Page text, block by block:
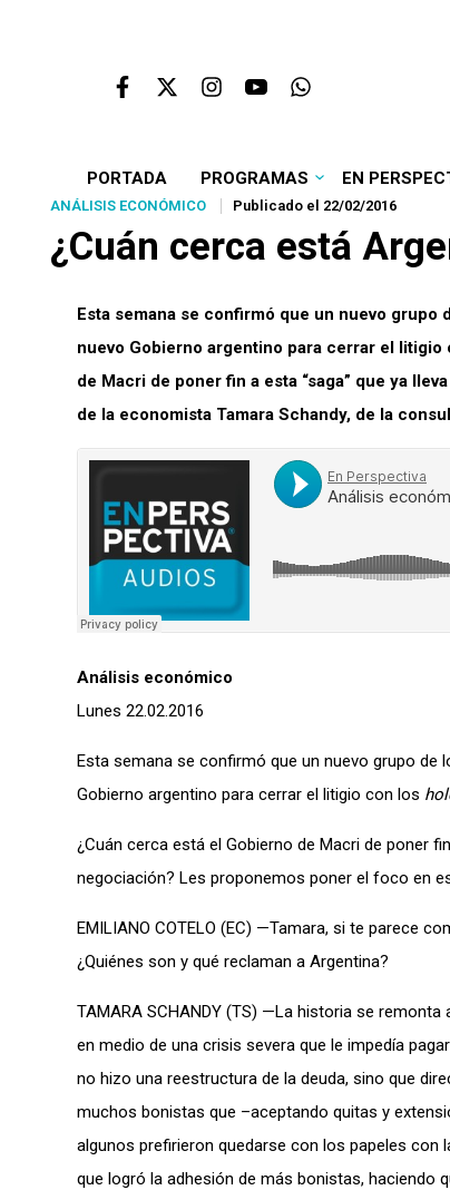
PORTADA PROGRAMAS EN
ANÁLISIS ECONÓMICO Publicado el 22/02/2016
¿Cuán cerca está
Esta semana se confirmó que un nuevo
nuevo Gobierno argentino para cerrar el litigio
de Macri de poner fin a esta “saga” que ya
de la economista Tamara Schandy, de la
Análisis económico
Lunes 22.02.2016
Esta semana se confirmó que un nuevo grupo de
Gobierno argentino para cerrar el litigio con los
¿Cuán cerca está el Gobierno de Macri de poner
negociación? Les proponemos poner el foco en
EMILIANO COTELO (EC) —Tamara, si te parece
¿Quiénes son y qué reclaman a Argentina?
TAMARA SCHANDY (TS) —La historia se
en medio de una crisis severa que le impedía
no hizo una reestructura de la deuda, sino que
muchos bonistas que –aceptando quitas y
algunos prefirieron quedarse con los papeles con
que logró la adhesión de más bonistas, haciendo